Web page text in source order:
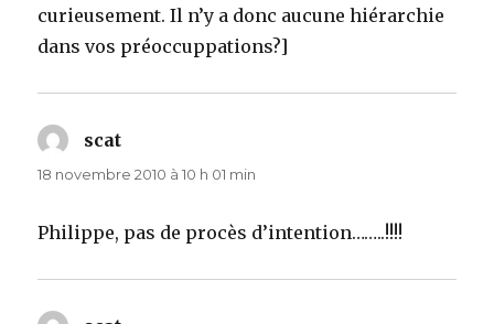
curieusement. Il n’y a donc aucune hiérarchie
dans vos préoccuppations?]
scat
18 novembre 2010 à 10 h 01 min
Philippe, pas de procès d’intention……..!!!!